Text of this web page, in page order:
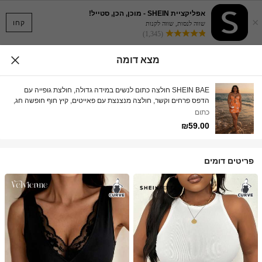
קחו ×
אפליקציית SHEIN - מוכן, הכן, סטייל!
שווה לנסות, שווה לקנות
(1,345)
מצא דומה
SHEIN BAE חולצה כתום לנשים במידה גדולה, חולצת גופייה עם
הדפס פרחים וקשר, חולצה מנצנצת עם פאייטים, קיץ חוף חופשה חג,
לבוש אלגנטי למסיבות
כתום
₪59.00
פריטים דומים